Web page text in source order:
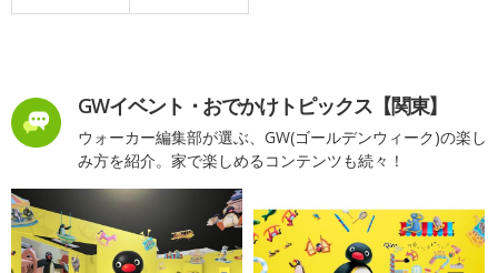
GWイベント・おでかけトピックス【関東】
ウォーカー編集部が選ぶ、GW(ゴールデンウィーク)の楽し
み方を紹介。家で楽しめるコンテンツも続々！